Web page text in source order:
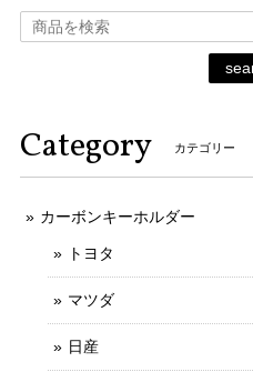
Category カテゴリー
カーボンキーホルダー
トヨタ
マツダ
日産